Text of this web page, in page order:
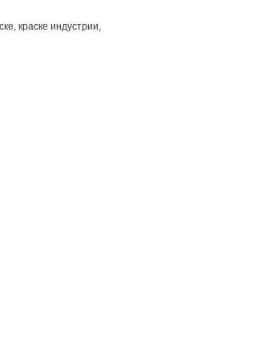
краске индустрии,